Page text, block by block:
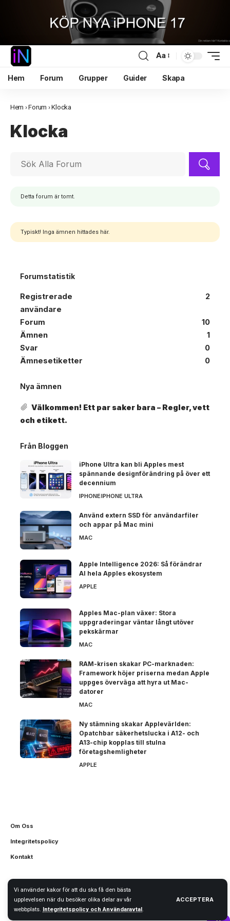
Vi använder kakor för att du ska få den bästa
upplevelsen när du besöker olika delar av vår
webbplats. Integritetspolicy och Användaravtal.
ACCEPTERA
Aa
Hem Forum Grupper Guider Skapa
Hem ›Forum ›Klocka
Klocka
Detta forum är tomt.
Typiskt! Inga ämnen hittades här.
Forumstatistik
Registrerade
användare
2
Forum
10
Ämnen
1
Svar
0
Ämnesetiketter
0
Nya ämnen
Välkommen! Ett par saker bara – Regler, vett
och etikett.
Från Bloggen
iPhone Ultra kan bli Apples mest
spännande designförändring på över ett
decennium
IPHONEIPHONE ULTRA
Använd extern SSD för användarfiler
och appar på Mac mini
MAC
Apple Intelligence 2026: Så förändrar
AI hela Apples ekosystem
APPLE
Apples Mac-plan växer: Stora
uppgraderingar väntar långt utöver
pekskärmar
MAC
RAM-krisen skakar PC-marknaden:
Framework höjer priserna medan Apple
uppges överväga att hyra ut Mac-
datorer
MAC
Ny stämning skakar Applevärlden:
Opatchbar säkerhetslucka i A12- och
A13-chip kopplas till stulna
företagshemligheter
APPLE
Om Oss
Integritetspolicy
Kontakt
© iNytt.se 2026